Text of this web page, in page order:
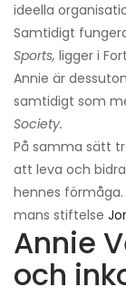
ideella
Samtidigt
Sports, ligger i
Annie är
samtidigt som
Society.
På samma sätt
att leva och
hennes
mans stiftelse
Annie
och